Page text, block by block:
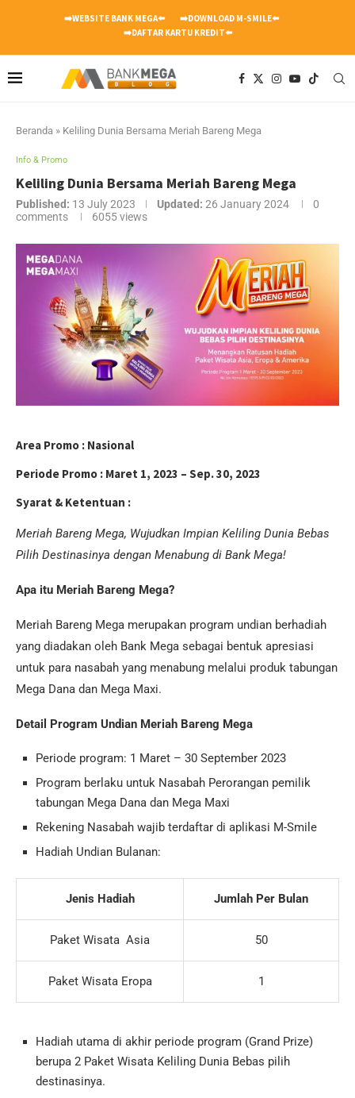
➡️WEBSITE BANK MEGA⬅️
➡️DOWNLOAD M-SMILE⬅️
➡️DAFTAR KARTU KREDIT⬅️
Beranda » Keliling Dunia Bersama Meriah Bareng Mega
Info & Promo
Keliling Dunia Bersama Meriah Bareng Mega
Published: 13 July 2023 Updated: 26 January 2024
0
comments
6055views
Area Promo : Nasional
Periode Promo : Maret 1, 2023 – Sep. 30, 2023
Syarat & Ketentuan :
Meriah Bareng Mega, Wujudkan Impian Keliling Dunia Bebas
Pilih Destinasinya dengan Menabung di Bank Mega!
Apa itu Meriah Bareng Mega?
Meriah Bareng Mega merupakan program undian berhadiah
yang diadakan oleh Bank Mega sebagai bentuk apresiasi
untuk para nasabah yang menabung melalui produk tabungan
Mega Dana dan Mega Maxi.
Detail Program Undian Meriah Bareng Mega
Periode program: 1 Maret – 30 September 2023
Program berlaku untuk Nasabah Perorangan pemilik
tabungan Mega Dana dan Mega Maxi
Rekening Nasabah wajib terdaftar di aplikasi M-Smile
Hadiah Undian Bulanan:
Jenis Hadiah Jumlah Per Bulan
Paket Wisata Asia 50
Paket Wisata Eropa 1
Hadiah utama di akhir periode program (Grand Prize)
berupa 2 Paket Wisata Keliling Dunia Bebas pilih
destinasinya.